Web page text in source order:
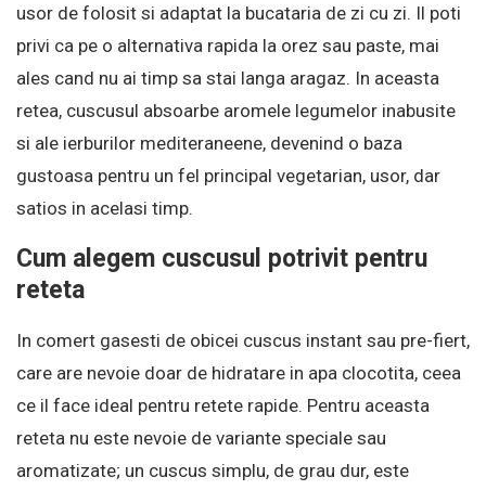
usor de folosit si adaptat la bucataria de zi cu zi. Il poti
privi ca pe o alternativa rapida la orez sau paste, mai
ales cand nu ai timp sa stai langa aragaz. In aceasta
retea, cuscusul absoarbe aromele legumelor inabusite
si ale ierburilor mediteraneene, devenind o baza
gustoasa pentru un fel principal vegetarian, usor, dar
satios in acelasi timp.
Cum alegem cuscusul potrivit pentru
reteta
In comert gasesti de obicei cuscus instant sau pre-fiert,
care are nevoie doar de hidratare in apa clocotita, ceea
ce il face ideal pentru retete rapide. Pentru aceasta
reteta nu este nevoie de variante speciale sau
aromatizate; un cuscus simplu, de grau dur, este